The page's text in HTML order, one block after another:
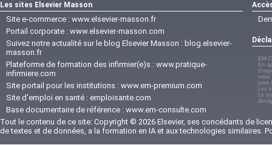
Les sites Elsevier Masson
Site e-commerce : www.elsevier-masson.fr
Portail corporate : www.elsevier-masson.com
Suivez notre actualité sur le blog Elsevier Masson : blog.elsevier-
masson.fr
Plateforme de formation des infirmier(e)s : www.pratique-
infirmiere.com
Site portail pour les institutions : www.em-premium.com
Site d'emploi en santé : emploisante.com
Base documentaire de référence : www.em-consulte.com
EM-
En
vous
sont
Les
Le
Tout le contenu de ce site: Copyright © 2026 Elsevier, ses concédants de
de textes et de données, a la formation en IA et aux technologies similaires.